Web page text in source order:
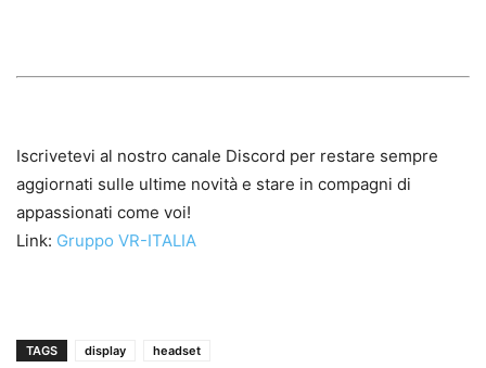
Iscrivetevi al nostro canale Discord per restare sempre
aggiornati sulle ultime novità e stare in compagni di
appassionati come voi!
Link: Gruppo VR-ITALIA
TAGS display headset